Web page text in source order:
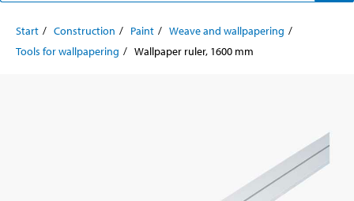
Start Construction Paint
Weave and wallpapering
Tools for wallpapering
Wallpaper ruler, 1600 mm